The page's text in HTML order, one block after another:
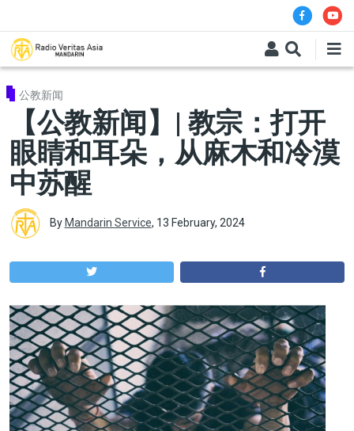
公教新闻
【公教新闻】| 教宗：打开
眼睛和耳朵，从麻木和冷漠
中苏醒
By Mandarin Service, 13 February, 2024